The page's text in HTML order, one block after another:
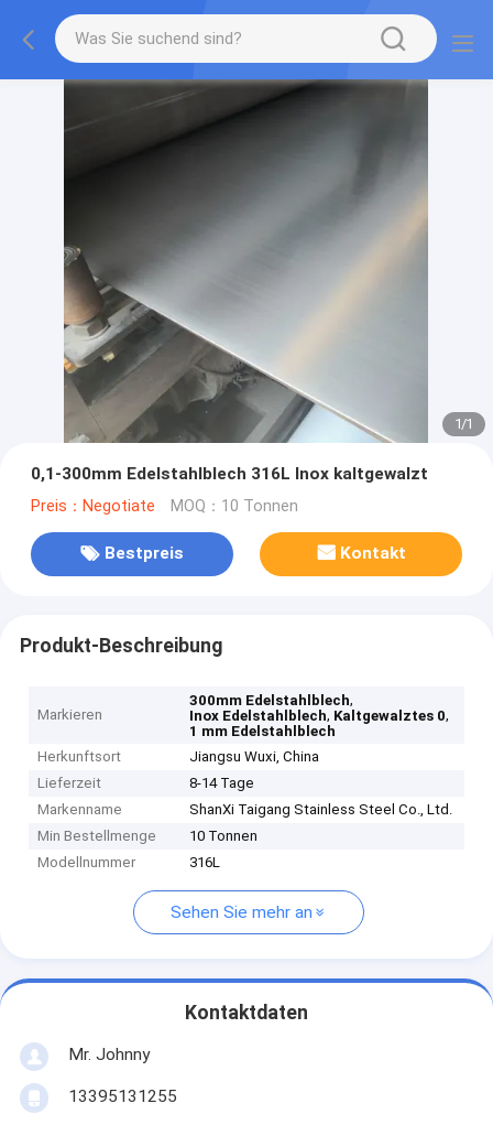
1/1
0,1-300mm Edelstahlblech 316L Inox kaltgewalzt
Preis：Negotiate MOQ：10 Tonnen
Bestpreis Kontakt
Produkt-Beschreibung
Markieren
300mm Edelstahlblech,
Inox Edelstahlblech, Kaltgewalztes 0,
1 mm Edelstahlblech
Herkunftsort
Jiangsu Wuxi, China
Lieferzeit
8-14 Tage
Markenname
ShanXi Taigang Stainless Steel Co., Ltd.
Min Bestellmenge
10 Tonnen
Modellnummer
316L
Sehen Sie mehr an
Kontaktdaten
Mr. Johnny
13395131255